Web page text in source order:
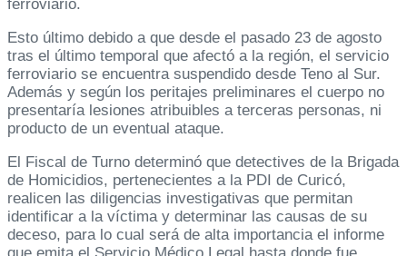
ferroviario.
Esto último debido a que desde el pasado 23 de agosto
tras el último temporal que afectó a la región, el servicio
ferroviario se encuentra suspendido desde Teno al Sur.
Además y según los peritajes preliminares el cuerpo no
presentaría lesiones atribuibles a terceras personas, ni
producto de un eventual ataque.
El Fiscal de Turno determinó que detectives de la Brigada
de Homicidios, pertenecientes a la PDI de Curicó,
realicen las diligencias investigativas que permitan
identificar a la víctima y determinar las causas de su
deceso, para lo cual será de alta importancia el informe